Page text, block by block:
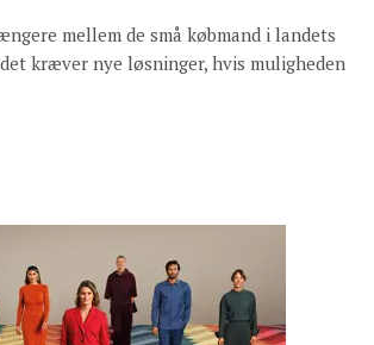
mellem de små købmand i landets
kræver nye løsninger, hvis muligheden